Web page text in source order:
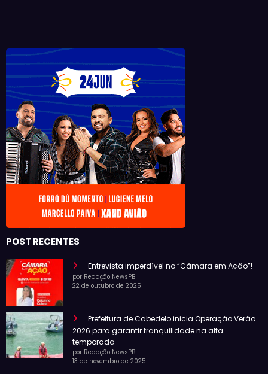
POST RECENTES
Entrevista imperdível no “Câmara em Ação”!
por Redação NewsPB
22 de outubro de 2025
Prefeitura de Cabedelo inicia Operação Verão
2026 para garantir tranquilidade na alta
temporada
por Redação NewsPB
13 de novembro de 2025